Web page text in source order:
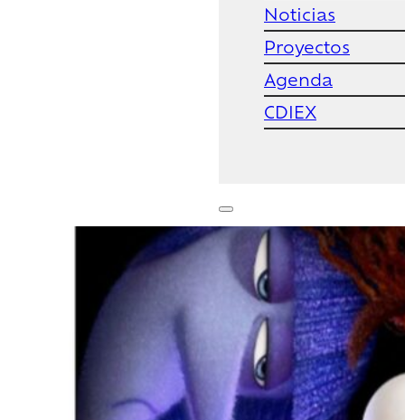
Noticias
Proyectos
Agenda
CDIEX